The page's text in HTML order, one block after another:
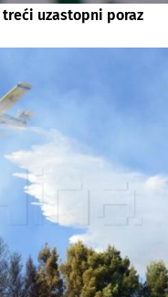
uzastopni poraz